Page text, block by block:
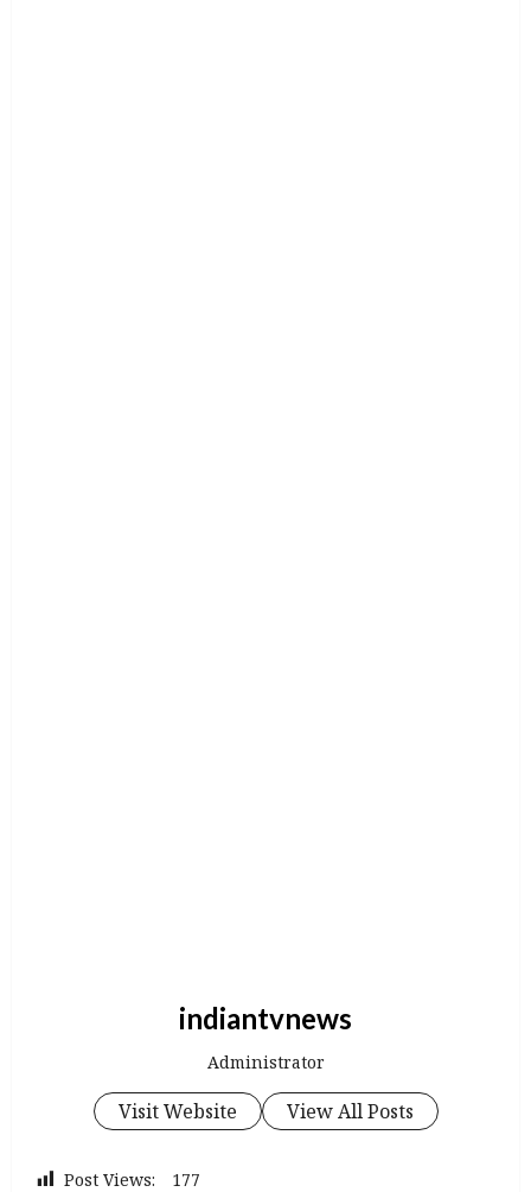
indiantvnews
Administrator
Visit Website View All Posts
Post Views: 177